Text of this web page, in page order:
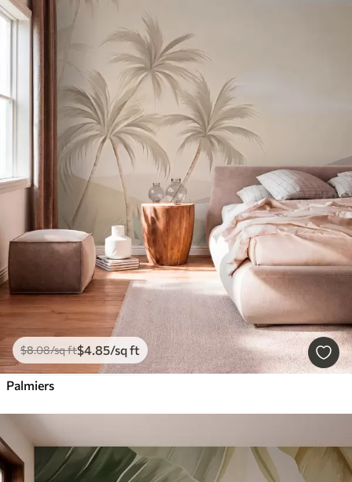
$8.08/sq ft$4.85/sq ft
Palmiers